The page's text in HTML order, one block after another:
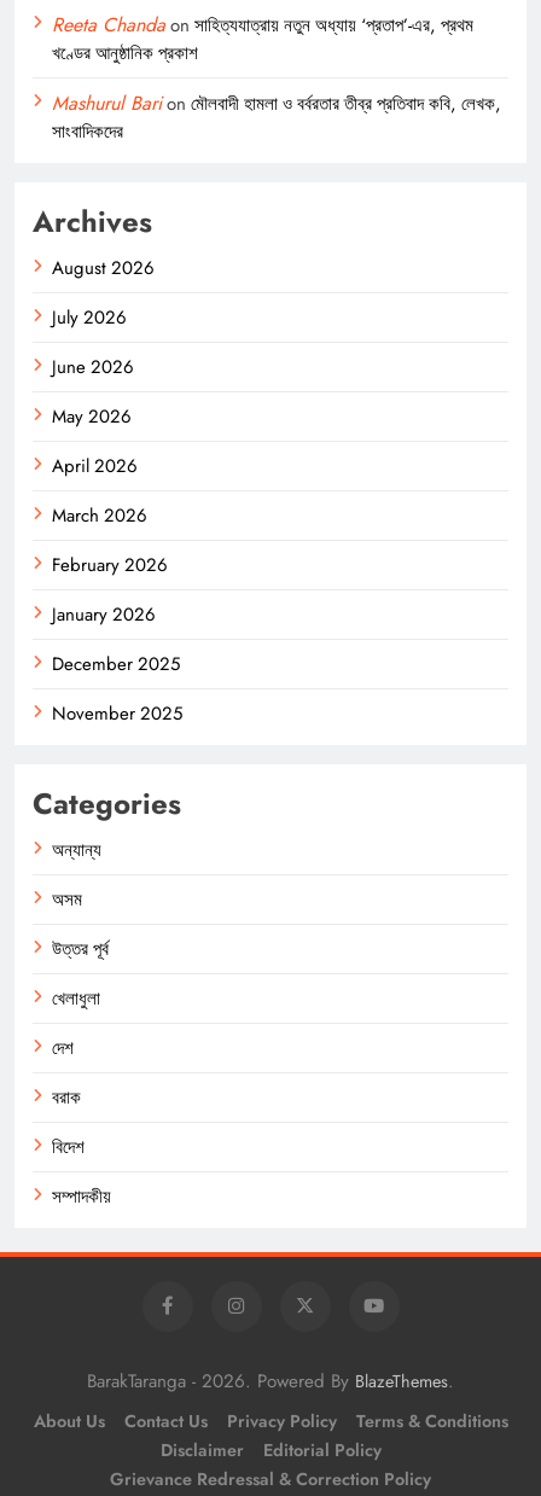
Reeta Chandaon সাহিত্যযাত্রায় নতুন অধ্যায় ‘প্রতাপ’-এর, প্রথম
খণ্ডের আনুষ্ঠানিক প্রকাশ
Mashurul Barion মৌলবাদী হামলা ও বর্বরতার তীব্র প্রতিবাদ কবি, লেখক,
সাংবাদিকদের
Archives
August 2026
July 2026
June 2026
May 2026
April 2026
March 2026
February 2026
January 2026
December 2025
November 2025
Categories
অন্যান্য
অসম
উত্তর পূর্ব
খেলাধুলা
দেশ
বরাক
বিদেশ
সম্পাদকীয়
BarakTaranga - 2026. Powered By BlazeThemes.
About Us Contact Us Privacy Policy
Terms & Conditions
Disclaimer
Editorial Policy
Grievance Redressal & Correction Policy